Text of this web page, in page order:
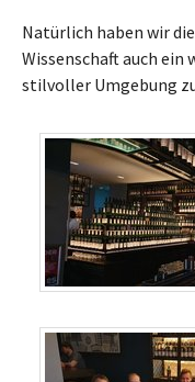
Natürlich haben wir
Wissenschaft auch ein
stilvoller Umgebung